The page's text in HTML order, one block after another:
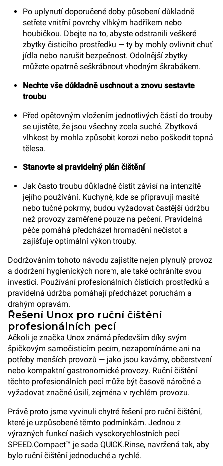
Po uplynutí doporučené doby působení důkladně
setřete vnitřní povrchy vlhkým hadříkem nebo
houbičkou. Dbejte na to, abyste odstranili veškeré
zbytky čisticího prostředku — ty by mohly ovlivnit chuť
jídla nebo narušit bezpečnost. Odolnější zbytky
můžete opatrně seškrábnout vhodným škrabákem.
Nechte vše důkladně uschnout a znovu sestavte
troubu
Před opětovným vložením jednotlivých částí do trouby
se ujistěte, že jsou všechny zcela suché. Zbytková
vlhkost by mohla způsobit korozi nebo poškodit topná
tělesa.
Stanovte si pravidelný plán čištění
Jak často troubu důkladně čistit závisí na intenzitě
jejího používání. Kuchyně, kde se připravují masité
nebo tučné pokrmy, budou vyžadovat častější údržbu
než provozy zaměřené pouze na pečení. Pravidelná
péče pomáhá předcházet hromadění nečistot a
zajišťuje optimální výkon trouby.
Dodržováním tohoto návodu zajistíte nejen plynulý provoz
a dodržení hygienických norem, ale také ochráníte svou
investici. Používání profesionálních čisticích prostředků a
pravidelná údržba pomáhají předcházet poruchám a
drahým opravám.
Řešení Unox pro ruční čištění
profesionálních pecí
Ačkoli je značka Unox známá především díky svým
špičkovým samočisticím pecím, nezapomínáme ani na
potřeby menších provozů — jako jsou kavárny, občerstvení
nebo kompaktní gastronomické provozy. Ruční čištění
těchto profesionálních pecí může být časově náročné a
vyžadovat značné úsilí, zejména v rychlém provozu.
Právě proto jsme vyvinuli chytré řešení pro ruční čištění,
které je uzpůsobené těmto podmínkám. Jednou z
výrazných funkcí našich vysokorychlostních pecí
SPEED.Compact™ je sada QUICK.Rinse, navržená tak, aby
bylo ruční čištění jednoduché a rychlé.